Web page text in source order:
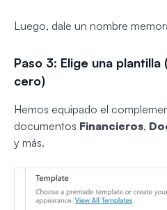
Luego, dale un nombre
Paso 3: Elige una
cero)
Hemos equipado el
documentos Financieros,
y más.